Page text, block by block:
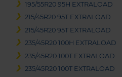
195/55R20 95H EXTRALOAD
215/45R20 95T EXTRALOAD
215/45R20 95T EXTRALOAD
235/45R20 100H EXTRALOAD
235/45R20 100T EXTRALOAD
235/45R20 100T EXTRALOAD